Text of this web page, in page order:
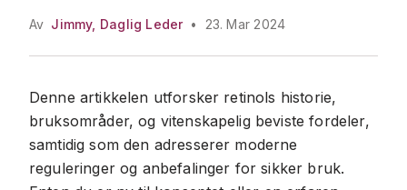
Av Jimmy, Daglig Leder • 23. Mar 2024
Denne artikkelen utforsker retinols historie,
bruksområder, og vitenskapelig beviste fordeler,
samtidig som den adresserer moderne
reguleringer og anbefalinger for sikker bruk.